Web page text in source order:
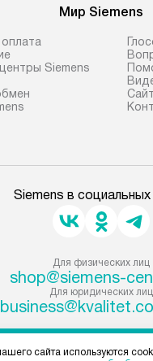
Мир Siemens
Siemens
Siemens в социальных
Для физических лиц
shop@siemens-
Для юридических лиц
сайта используются